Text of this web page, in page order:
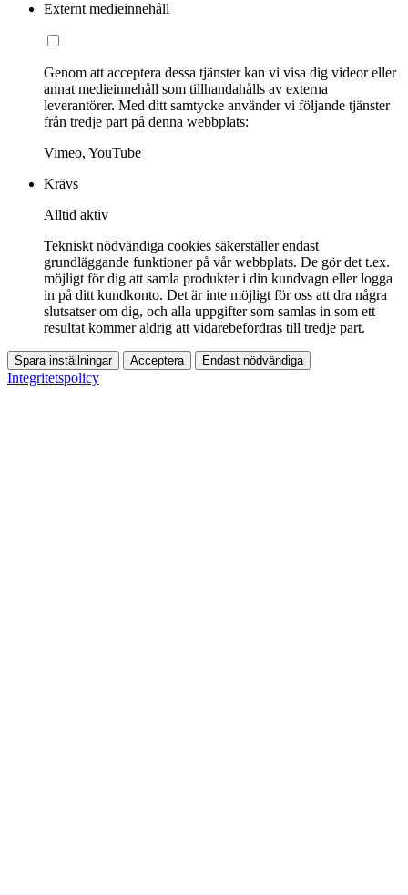
Externt medieinnehåll
Genom att acceptera dessa tjänster kan vi visa dig videor eller
annat medieinnehåll som tillhandahålls av externa
leverantörer. Med ditt samtycke använder vi följande tjänster
från tredje part på denna webbplats:
Vimeo, YouTube
Krävs
Alltid aktiv
Tekniskt nödvändiga cookies säkerställer endast
grundläggande funktioner på vår webbplats. De gör det t.ex.
möjligt för dig att samla produkter i din kundvagn eller logga
in på ditt kundkonto. Det är inte möjligt för oss att dra några
slutsatser om dig, och alla uppgifter som samlas in som ett
resultat kommer aldrig att vidarebefordras till tredje part.
Spara inställningar Acceptera Endast nödvändiga
Integritetspolicy